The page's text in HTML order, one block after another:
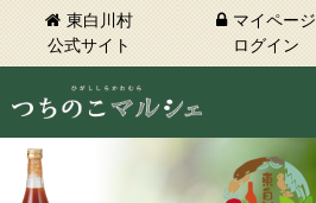
東白川村
公式サイト
マイページ
ログイン
東白川村 つちのこマルシェ